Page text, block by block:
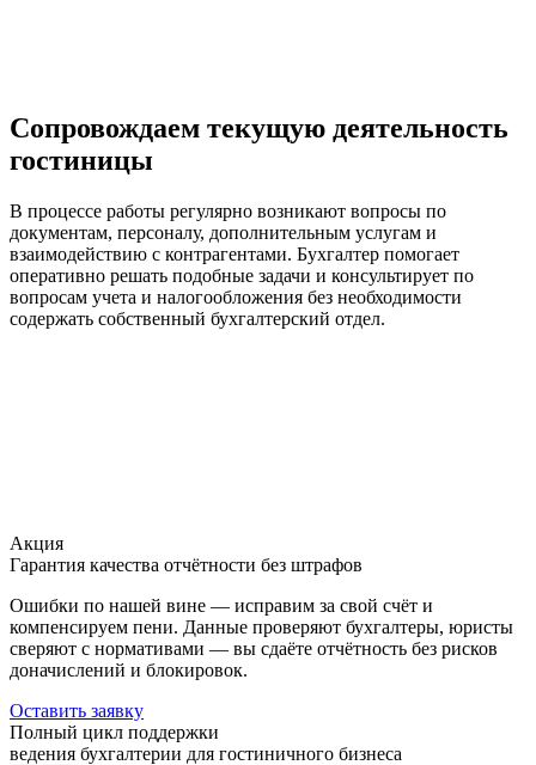
Сопровождаем текущую деятельность
гостиницы
В процессе работы регулярно возникают вопросы по
документам, персоналу, дополнительным услугам и
взаимодействию с контрагентами. Бухгалтер помогает
оперативно решать подобные задачи и консультирует по
вопросам учета и налогообложения без необходимости
содержать собственный бухгалтерский отдел.
Акция
Гарантия качества отчётности без штрафов
Ошибки по нашей вине — исправим за свой счёт и
компенсируем пени. Данные проверяют бухгалтеры, юристы
сверяют с нормативами — вы сдаёте отчётность без рисков
доначислений и блокировок.
Оставить заявку
Полный цикл поддержки
ведения бухгалтерии для гостиничного бизнеса